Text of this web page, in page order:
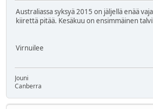
Australiassa syksyä 2015 on jäljellä enää
kiirettä pitää. Kesäkuu on ensimmäinen
Virnuilee
Jouni
Canberra